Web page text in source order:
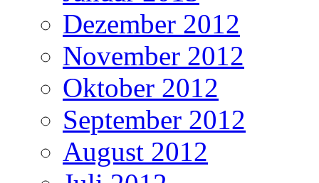
Dezember 2012
November 2012
Oktober 2012
September 2012
August 2012